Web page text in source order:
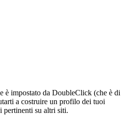
è impostato da DoubleClick (che è di
a costruire un profilo dei tuoi
pertinenti su altri siti.